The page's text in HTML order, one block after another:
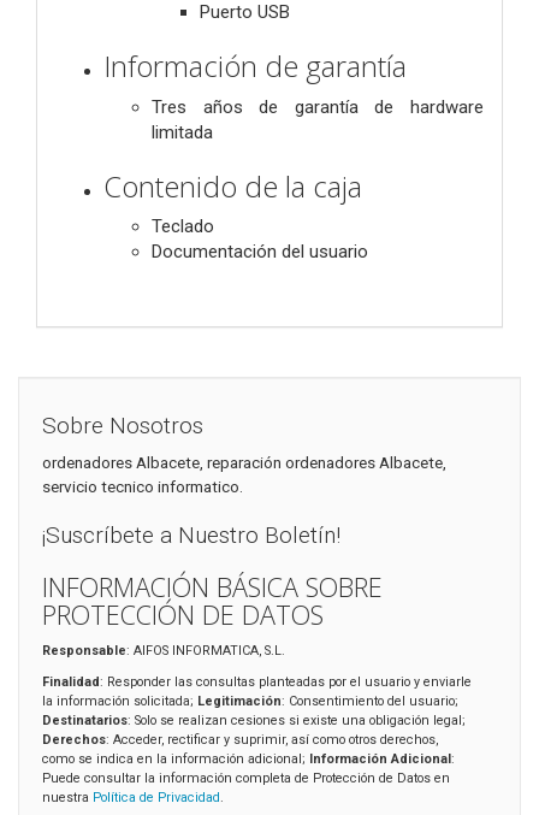
Puerto USB
Información de garantía
Tres años de garantía de hardware
limitada
Contenido de la caja
Teclado
Documentación del usuario
Sobre Nosotros
ordenadores Albacete, reparación ordenadores Albacete,
servicio tecnico informatico.
¡Suscríbete a Nuestro Boletín!
INFORMACIÓN BÁSICA SOBRE
PROTECCIÓN DE DATOS
Responsable: AIFOS INFORMATICA, S.L.
Finalidad: Responder las consultas planteadas por el usuario y enviarle
la información solicitada; Legitimación: Consentimiento del usuario;
Destinatarios: Solo se realizan cesiones si existe una obligación legal;
Derechos: Acceder, rectificar y suprimir, así como otros derechos,
como se indica en la información adicional;
Información Adicional :
Puede consultar la información completa de Protección de Datos en
nuestra Política de Privacidad .